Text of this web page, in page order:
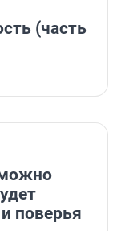
(часть
можно
поверья